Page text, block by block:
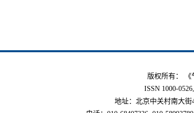
版权所有： 《
ISSN 1000-
地址：北京中关村南大街